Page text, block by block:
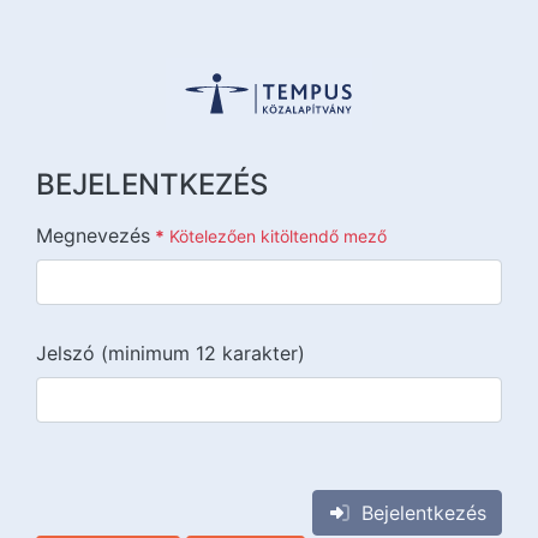
BEJELENTKEZÉS
Megnevezés * Kötelezően kitöltendő mező
Jelszó (minimum 12 karakter)
Bejelentkezés